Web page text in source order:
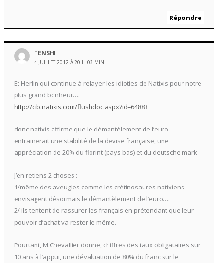
Répondre
TENSHI
4 JUILLET 2012 À 20 H 03 MIN
Et Herlin qui continue à relayer les idioties de Natixis pour notre
plus grand bonheur….
http://cib.natixis.com/flushdoc.aspx?id=64883
donc natixis affirme que le démantèlement de l’euro
entrainerait une stabilité de la devise française, une
appréciation de 20% du florint (pays bas) et du deutsche mark
J’en retiens 2 choses :
1/même des aveugles comme les crétinosaures natixiens
envisagent désormais le démantèlement de l’euro….
2/ ils tentent de rassurer les français en prétendant que leur
pouvoir d’achat va rester le même.
Pourtant, M.Chevallier donne, chiffres des taux obligataires sur
10 ans à l’appui, une dévaluation de 80% du franc sur le